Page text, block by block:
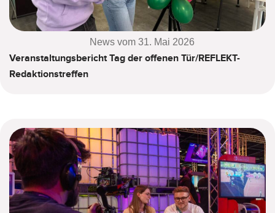
News vom 31. Mai 2026
Veranstaltungsbericht Tag der offenen Tür/REFLEKT-
Redaktionstreffen